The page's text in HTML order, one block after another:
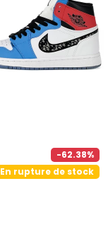
-62.38%
En rupture de stock